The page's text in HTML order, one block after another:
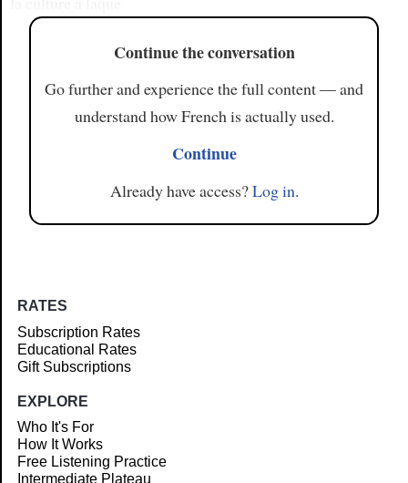
Continue the conversation
Go further and experience the full content — and
understand how French is actually used.
Continue
Already have access?Log in.
RATES
Subscription Rates
Educational Rates
Gift Subscriptions
EXPLORE
Who It's For
How It Works
Free Listening Practice
Intermediate Plateau